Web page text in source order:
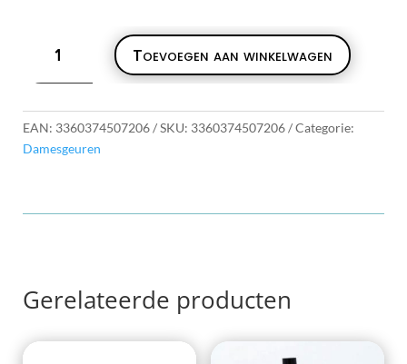
Toevoegen aan winkelwagen
EAN: 3360374507206 SKU: 3360374507206
Categorie:
Damesgeuren
Gerelateerde producten